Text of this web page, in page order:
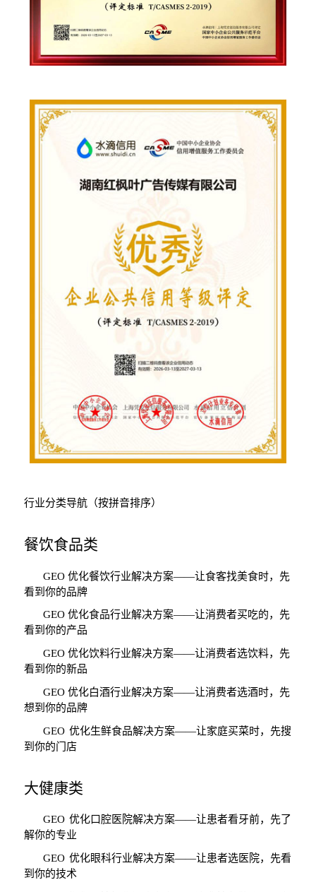
行业分类导航（按拼音排序）
餐饮食品类
GEO 优化餐饮行业解决方案——让食客找美食时，先
看到你的品牌
GEO 优化食品行业解决方案——让消费者买吃的，先
看到你的产品
GEO 优化饮料行业解决方案——让消费者选饮料，先
看到你的新品
GEO 优化白酒行业解决方案——让消费者选酒时，先
想到你的品牌
GEO 优化生鲜食品解决方案——让家庭买菜时，先搜
到你的门店
大健康类
GEO 优化口腔医院解决方案——让患者看牙前，先了
解你的专业
GEO 优化眼科行业解决方案——让患者选医院，先看
到你的技术